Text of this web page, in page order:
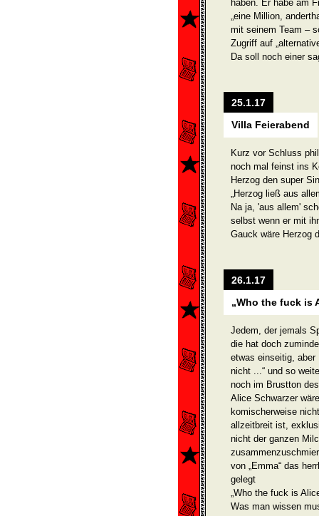
haben. Er habe am
„eine Million,
mit seinem Team –
Zugriff auf
Da soll noch einer
25.1.17
Villa Feierabend
Kurz vor Schluss
noch mal feinst ins
Herzog den super
„Herzog ließ aus
Na ja, 'aus allem'
selbst wenn er mit
Gauck wäre Herzog
26.1.17
„Who the fuck is
Jedem, der jemals
die hat doch
etwas einseitig, aber
nicht ...“ und so
noch im Brustton
Alice Schwarzer
komischerweise
allzeitbreit ist,
nicht der ganzen
von „Emma“ das
gelegt
„Who the fuck is
Was man wissen